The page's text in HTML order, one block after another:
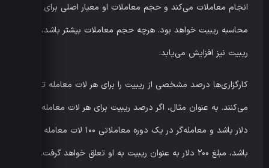
انجام معاملات می‌کند و حجم معاملات او معیار اصلی برای
محاسبه ریبیت خواهد بود. هرچه حجم معاملات بیشتر باشد، مبلغ
ریبیت نیز افزایش می‌یابد.
کارگزاری‌ها درصد مشخصی از ریبیت را برای هر لات معامله تعیین
دلار باشد و معامله‌گر در یک دوره معاملاتی ۱۰۰ لات معامله کرده
باشد، مبلغ ۲۰۰ دلار به عنوان ریبیت به او تعلق خواهد گرفت. این